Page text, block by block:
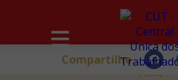
HOME
Compartilhe